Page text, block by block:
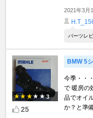
2021年3月
パーツレ
3
25
BMW 5
今季・・
で 暖房の
品でオイ
か？と準